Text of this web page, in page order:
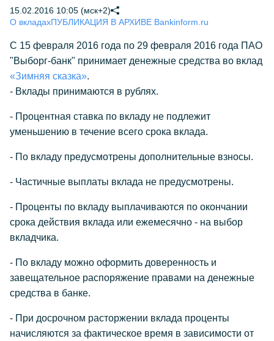
15.02.2016 10:05 (мск+2)
О вкладахПУБЛИКАЦИЯ В АРХИВЕ Bankinform.ru
С 15 февраля 2016 года по 29 февраля 2016 года ПАО
"Выборг-банк" принимает денежные средства во вклад
«Зимняя сказка».
- Вклады принимаются в рублях.
- Процентная ставка по вкладу не подлежит
уменьшению в течение всего срока вклада.
- По вкладу предусмотрены дополнительные взносы.
- Частичные выплаты вклада не предусмотрены.
- Проценты по вкладу выплачиваются по окончании
срока действия вклада или ежемесячно - на выбор
вкладчика.
- По вкладу можно оформить доверенность и
завещательное распоряжение правами на денежные
средства в банке.
- При досрочном расторжении вклада проценты
начисляются за фактическое время в зависимости от